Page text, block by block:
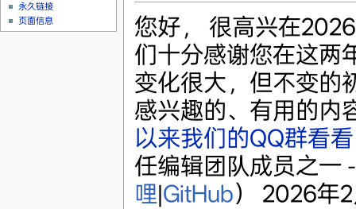
您好， 很高兴在
们十分感谢您在这两
变化很大，但不变的
感兴趣的、有用的内
以来我们的QQ群看看
任编辑团队成员之一
哩|GitHub） 2026年
永久链接
页面信息